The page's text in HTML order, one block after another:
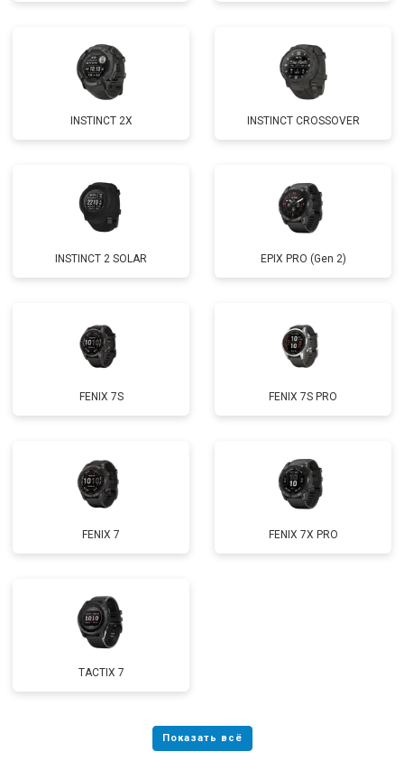
INSTINCT 2X INSTINCT CROSSOVER
INSTINCT 2 SOLAR EPIX PRO (Gen 2)
FENIX 7S FENIX 7S PRO
FENIX 7 FENIX 7X PRO
TACTIX 7